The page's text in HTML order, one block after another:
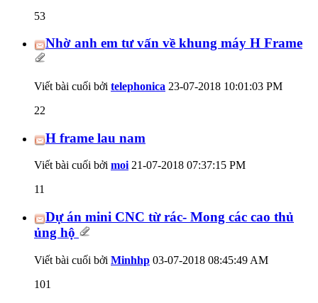
53
Nhờ anh em tư vấn về khung máy H Frame
Viết bài cuối bởi telephonica 23-07-2018 10:01:03 PM
22
H frame lau nam
Viết bài cuối bởi moi21-07-2018 07:37:15 PM
11
Dự án mini CNC từ rác- Mong các cao thủ
ủng hộ
Viết bài cuối bởi Minhhp 03-07-2018 08:45:49 AM
101